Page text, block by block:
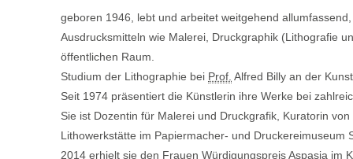
geboren 1946, lebt und arbeitet weitgehend
Ausdrucksmitteln wie Malerei, Druckgraphik (Lithografie
öffentlichen Raum.
Studium der Lithographie bei Prof. Alfred Billy an der
Seit 1974 präsentiert die Künstlerin ihre Werke bei
Sie ist Dozentin für Malerei und Druckgrafik, Kuratorin
Lithowerkstätte im Papiermacher- und Druckereimuseum
2014 erhielt sie den Frauen Würdigungspreis Aspasia im